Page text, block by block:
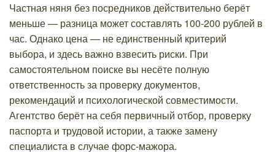
Частная няня без посредников действительно берёт
меньше — разница может составлять 100-200 рублей в
час. Однако цена — не единственный критерий
выбора, и здесь важно взвесить риски. При
самостоятельном поиске вы несёте полную
ответственность за проверку документов,
рекомендаций и психологической совместимости.
Агентство берёт на себя первичный отбор, проверку
паспорта и трудовой истории, а также замену
специалиста в случае форс-мажора.